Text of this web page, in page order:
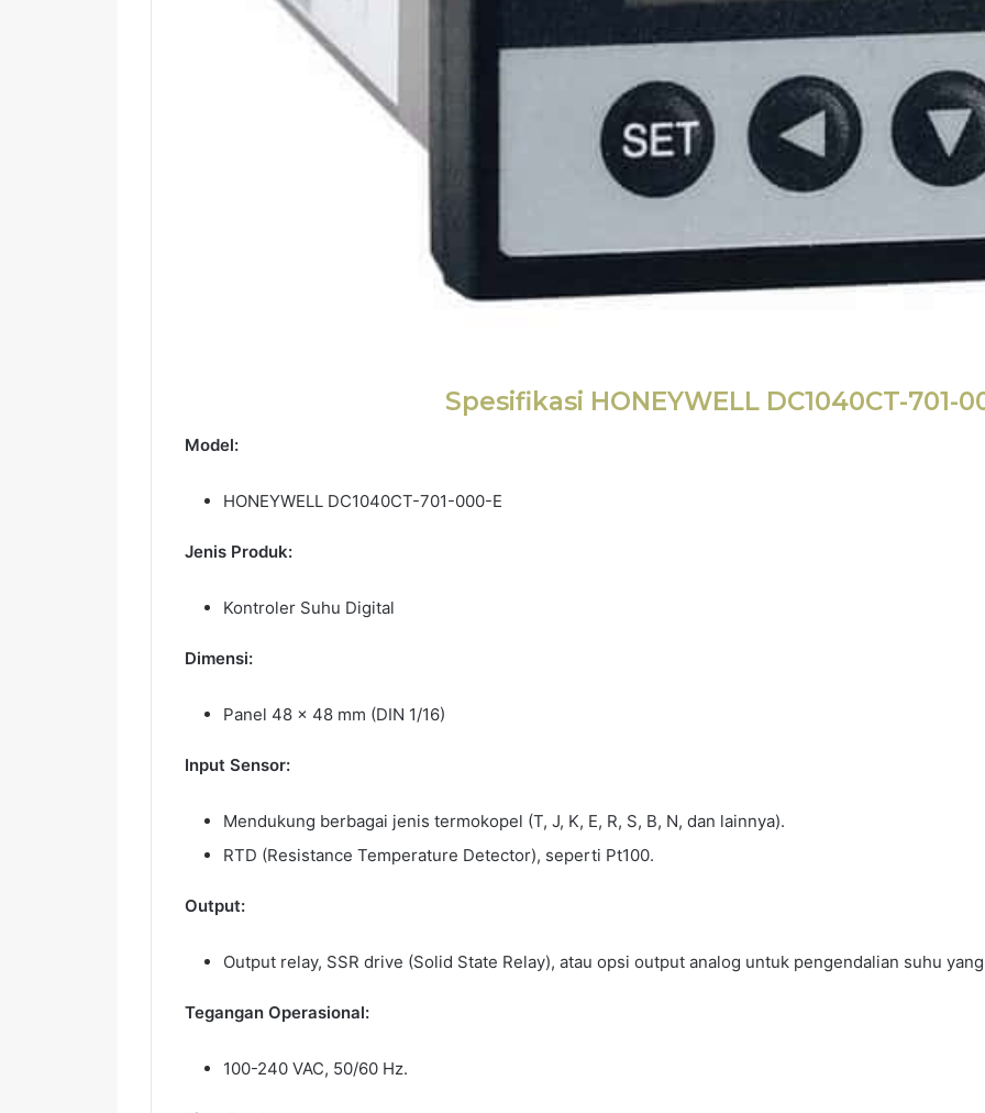
Spesifikasi HONEYWELL DC1040CT-701-
Model:
HONEYWELL DC1040CT-701-000-E
Jenis Produk:
Kontroler Suhu Digital
Dimensi:
Panel 48 x 48 mm (DIN 1/16)
Input Sensor:
Mendukung berbagai jenis termokopel (T, J, K, E, R, S, B, N, dan lainnya).
RTD (Resistance Temperature Detector), seperti Pt100.
Output:
Output relay, SSR drive (Solid State Relay), atau opsi output analog untuk pengendalian suhu
Tegangan Operasional:
100-240 VAC, 50/60 Hz.